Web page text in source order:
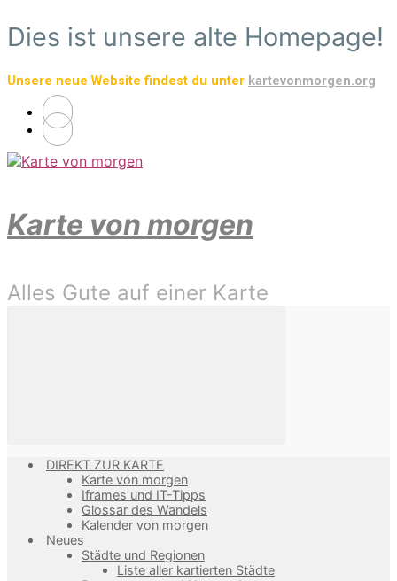
Zum
Hauptinhalt
Dies ist unsere alte Homepage!
Unsere neue Website findest du unter kartevonmorgen.org
Karte von morgen
Alles Gute auf einer Karte
DIREKT ZUR KARTE
Karte von morgen
Iframes und IT-Tipps
Glossar des Wandels
Kalender von morgen
Neues
Städte und Regionen
Liste aller kartierten Städte